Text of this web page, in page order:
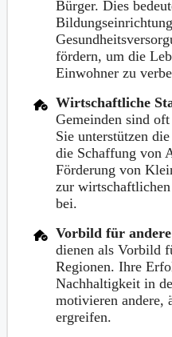
Bürger. Dies
fördern, um die
Einwohner zu
Wirtschaftliche
Gemeinden sind
Sie unterstützen
die Schaffung von
Förderung von
zur
bei.
Vorbild für andere
dienen als Vorbild
Regionen. Ihre
Nachhaltigkeit in
motivieren andere,
ergreifen.